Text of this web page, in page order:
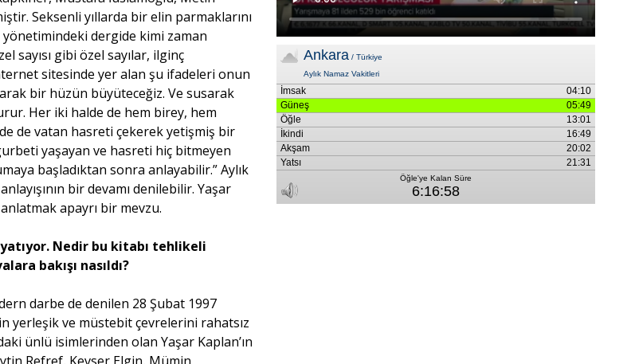
Seksenli yıllarda bir elin parmaklarını
dergide kimi zaman
sayısı gibi özel sayılar, ilginç
sitesinde yer alan şu ifadeleri onun
bir hüzün büyüteceğiz. Ve susarak
Her iki halde de hem birey, hem
de vatan hasreti çekerek yetişmiş bir
yaşayan ve hasreti hiç bitmeyen
başladıktan sonra anlayabilir.” Aylık
bir devamı denilebilir. Yaşar
apayrı bir mevzu.
yatıyor. Nedir bu kitabı tehlikeli
bakışı nasıldı?
darbe de denilen 28 Şubat 1997
yerleşik ve müstebit çevrelerini rahatsız
ünlü isimlerinden olan Yaşar Kaplan’ın